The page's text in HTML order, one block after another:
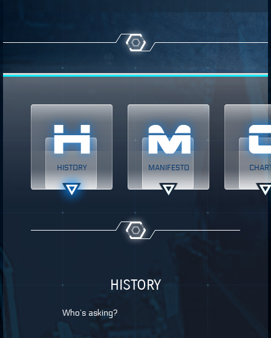
HISTORY MANIFESTO
HISTORY
Who’s asking?